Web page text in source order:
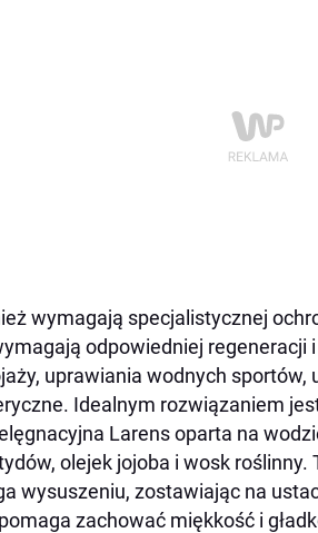
wymagają specjalistycznej
odpowiedniej regeneracji
uprawiania wodnych sportów,
Idealnym rozwiązaniem
Larens oparta na
olejek jojoba i wosk
wysuszeniu, zostawiając na
zachować miękkość i